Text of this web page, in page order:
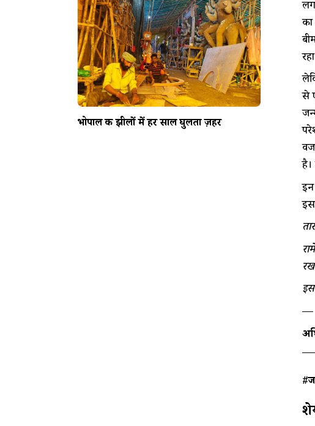
भोपाल की झीलों में हर साल घुलता ज़हर
से
—